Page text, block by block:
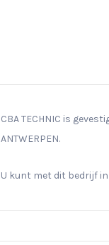
CBA TECHNIC is
ANTWERPEN.
U kunt met dit bedrijf